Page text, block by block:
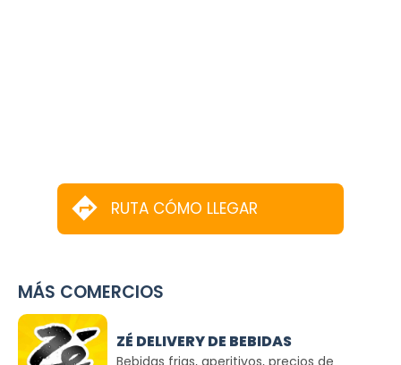
RUTA CÓMO LLEGAR
MÁS COMERCIOS
ZÉ DELIVERY DE BEBIDAS
Bebidas frias, aperitivos, precios de